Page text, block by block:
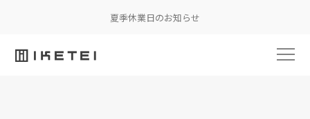
夏季休業日のお知らせ